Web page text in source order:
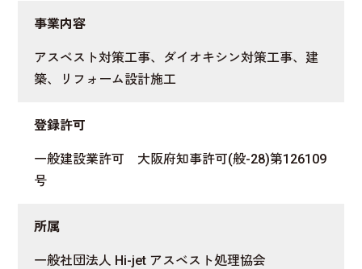
事業内容
アスベスト対策工事、ダイオキシン対策工事、建
築、リフォーム設計施工
登録許可
一般建設業許可 大阪府知事許可(般-28)第126109
号
所属
一般社団法人 Hi-jet アスベスト処理協会